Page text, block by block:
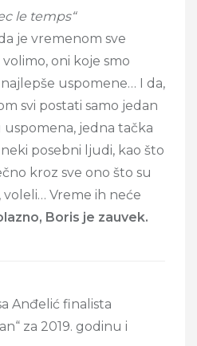
le temps“
je vremenom sve
oni koje smo
najlepše uspomene… I da,
svi postati samo jedan
jedna tačka
posebni ljudi, kao što
kroz sve ono što su
voleli… Vreme ih neće
Boris je zauvek.
Anđelić finalista
za 2019. godinu i